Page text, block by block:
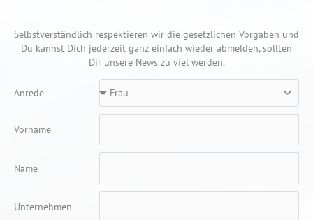
Selbstverständlich respektieren wir die gesetzlichen Vorgaben und
Du kannst Dich jederzeit ganz einfach wieder abmelden, sollten
Dir unsere News zu viel werden.
Anrede
Vorname
Name
Unternehmen